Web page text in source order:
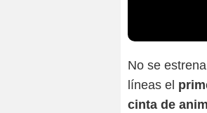
No se
líneas el
cinta de